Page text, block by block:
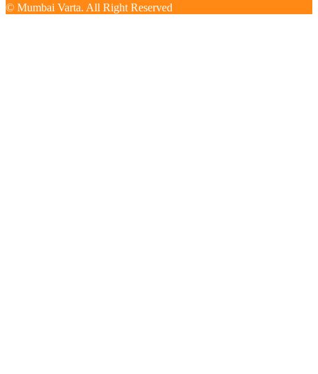
© Mumbai Varta. All Right Reserved